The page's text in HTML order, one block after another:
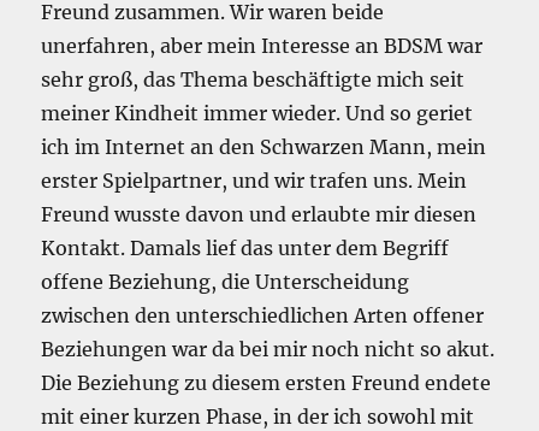
Freund zusammen. Wir waren beide
unerfahren, aber mein Interesse an BDSM war
sehr groß, das Thema beschäftigte mich seit
meiner Kindheit immer wieder. Und so geriet
ich im Internet an den Schwarzen Mann, mein
erster Spielpartner, und wir trafen uns. Mein
Freund wusste davon und erlaubte mir diesen
Kontakt. Damals lief das unter dem Begriff
offene Beziehung, die Unterscheidung
zwischen den unterschiedlichen Arten offener
Beziehungen war da bei mir noch nicht so akut.
Die Beziehung zu diesem ersten Freund endete
mit einer kurzen Phase, in der ich sowohl mit